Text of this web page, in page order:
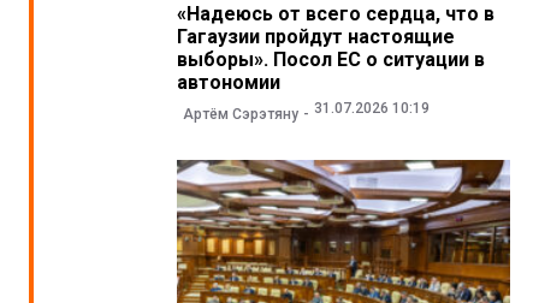
«Надеюсь от всего сердца, что в
Гагаузии пройдут настоящие
выборы». Посол ЕС о ситуации в
автономии
Артём Сэрэтяну 31.07.2026 10:19